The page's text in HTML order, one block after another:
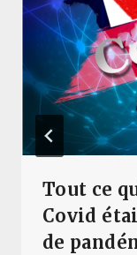
Tout ce
Covid
de